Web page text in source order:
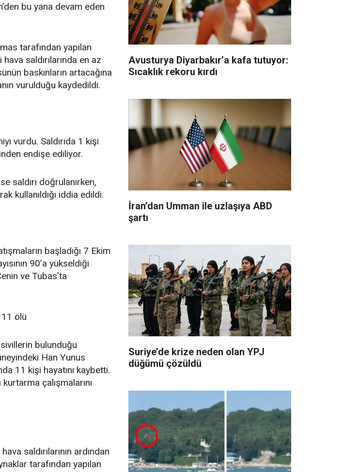
bu yana devam eden
tarafından yapılan
saldırılarında en az
baskınların artacağına
vurulduğu kaydedildi.
vurdu. Saldırıda 1 kişi
endişe ediliyor.
saldırı doğrulanırken,
kullanıldığı iddia edildi.
başladığı 7 Ekim
90’a yükseldiği
ve Tubas’ta
ölü
bulunduğu
Han Yunus
11 kişi hayatını kaybetti.
çalışmalarını
saldırılarının ardından
tarafından yapılan
Avusturya Diyarbakır’a kafa tutuyor:
Sıcaklık rekoru kırdı
İran’dan Umman ile uzlaşıya ABD
şartı
Suriye’de krize neden olan YPJ
düğümü çözüldü